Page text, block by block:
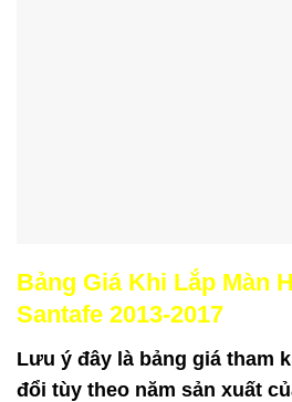
Bảng Giá Khi Lắp Màn
Santafe 2013-2017
Lưu ý đây là bảng giá tham
đổi tùy theo năm sản xuất